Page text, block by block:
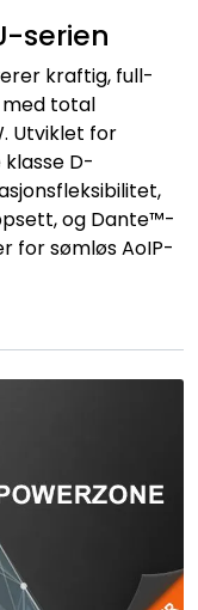
serien
kraftig, full-
total
Utviklet for
D-
og Dante™-
for sømløs AoIP-